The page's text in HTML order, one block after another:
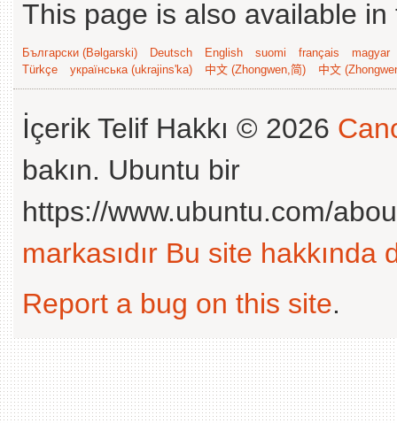
This page is also available
Български (Bəlgarski) Deutsch English suomi français
magyar
Türkçe
українська (ukrajins'ka) 中文 (Zhongwen,简) 中文
İçerik Telif Hakkı © 2026
bakın. Ubuntu bir
https://www.ubuntu.com/
markasıdır Bu site hakkında
Report a bug on this site.